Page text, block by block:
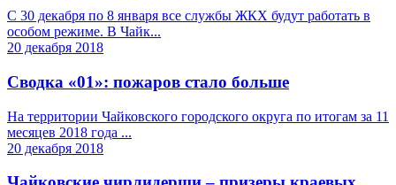
С 30 декабря по 8 января все службы ЖКХ будут работать в
особом режиме. В Чайк...
20 декабря 2018
Сводка «01»: пожаров стало больше
На территории Чайковского городского округа по итогам за 11
месяцев 2018 года ...
20 декабря 2018